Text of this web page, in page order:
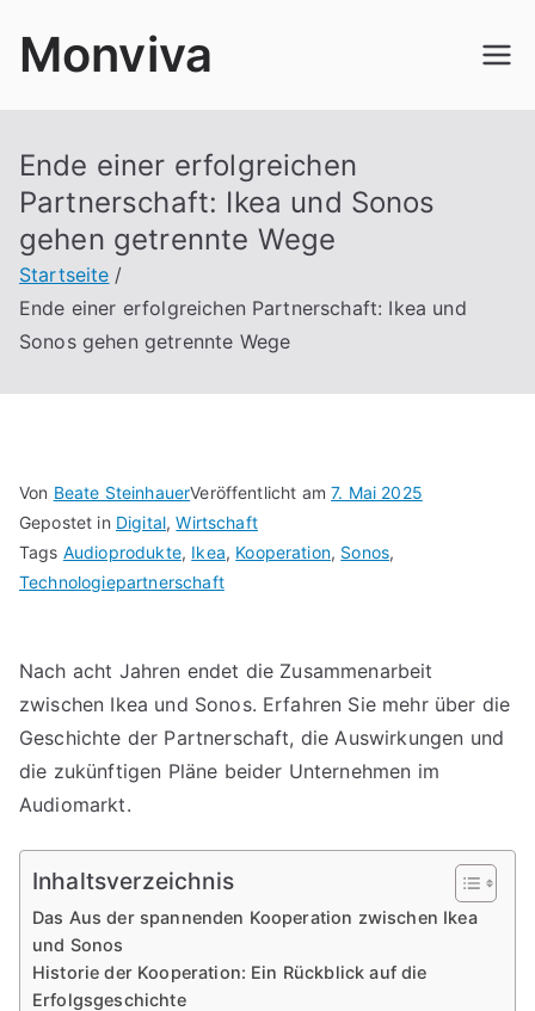
InhaltMonviva
Ende einer erfolgreichen
Partnerschaft: Ikea und Sonos
gehen getrennte Wege
Startseite
Ende einer erfolgreichen Partnerschaft: Ikea und
Sonos gehen getrennte Wege
Von Beate SteinhauerVeröffentlicht am7. Mai 2025
Gepostet in Digital,Wirtschaft
Tags Audioprodukte, Ikea, Kooperation, Sonos,
Technologiepartnerschaft
Nach acht Jahren endet die Zusammenarbeit
zwischen Ikea und Sonos. Erfahren Sie mehr über die
Geschichte der Partnerschaft, die Auswirkungen und
die zukünftigen Pläne beider Unternehmen im
Audiomarkt.
Inhaltsverzeichnis
Das Aus der spannenden Kooperation zwischen Ikea
und Sonos
Historie der Kooperation: Ein Rückblick auf die
Erfolgsgeschichte